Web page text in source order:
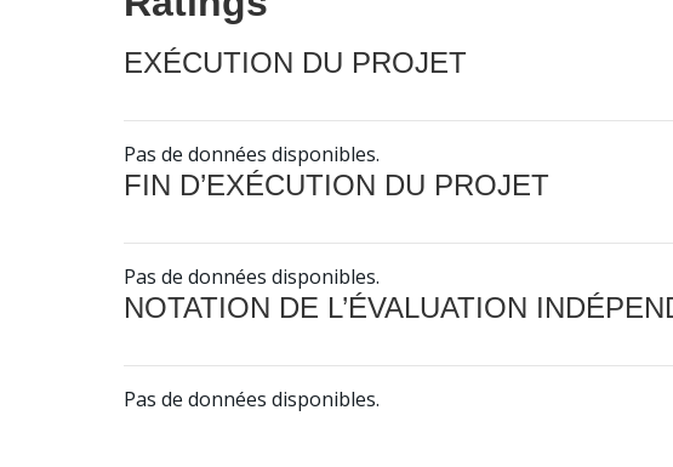
EXÉCUTION DU PROJET
Pas de données disponibles.
FIN D’EXÉCUTION DU PROJET
Pas de données disponibles.
NOTATION DE L’ÉVALUATION
Pas de données disponibles.